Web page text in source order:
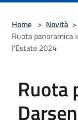
Home > Novità >
Ruota
l’Estate 2024
Ruota